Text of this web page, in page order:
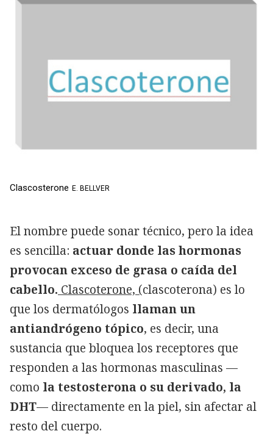
Clascosterone E. BELLVER
El nombre puede sonar técnico, pero la idea
es sencilla: actuar donde las hormonas
provocan exceso de grasa o caída del
cabello. Clascoterone, (clascoterona) es lo
que los dermatólogos llaman un
antiandrógeno tópico, es decir, una
sustancia que bloquea los receptores que
responden a las hormonas masculinas —
como la testosterona o su derivado, la
DHT— directamente en la piel, sin afectar al
resto del cuerpo.